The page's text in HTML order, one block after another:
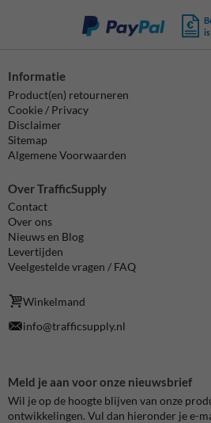
Informatie
Product(en) retourneren
Cookie / Privacy
Disclaimer
Sitemap
Algemene Voorwaarden
Over TrafficSupply
Contact
Over ons
Nieuws en Blog
Levertijden
Veelgestelde vragen / FAQ
Winkelmand
info@trafficsupply.nl
Meld je aan voor onze nieuwsbrief
Wil je op de hoogte blijven van onze
ontwikkelingen. Vul dan hieronder je e-